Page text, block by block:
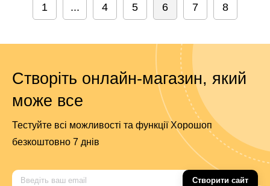
1 ... 4 5 6 7 8
Створіть онлайн-магазин, який
може все
Тестуйте всі можливості та функції Хорошоп
безкоштовно 7 днів
Створити сайт